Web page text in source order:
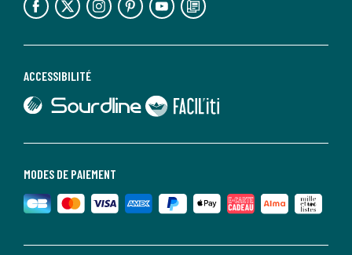
MODES DE PAIEMENT
ACCESSIBILITÉ
lien vers Sourdline
lien vers Faciliti